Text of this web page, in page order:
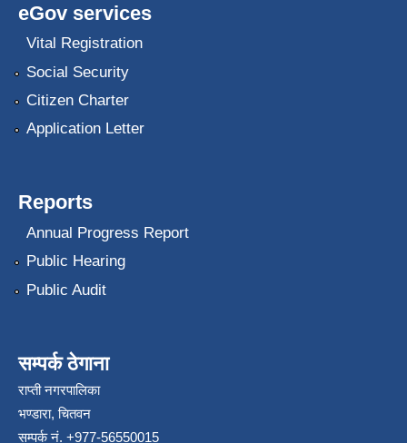
eGov services
Vital Registration
Social Security
Citizen Charter
Application Letter
Reports
Annual Progress Report
Public Hearing
Public Audit
सम्पर्क ठेगाना
राप्ती नगरपालिका
भण्डारा, चितवन
सम्पर्क नं. +977-56550015